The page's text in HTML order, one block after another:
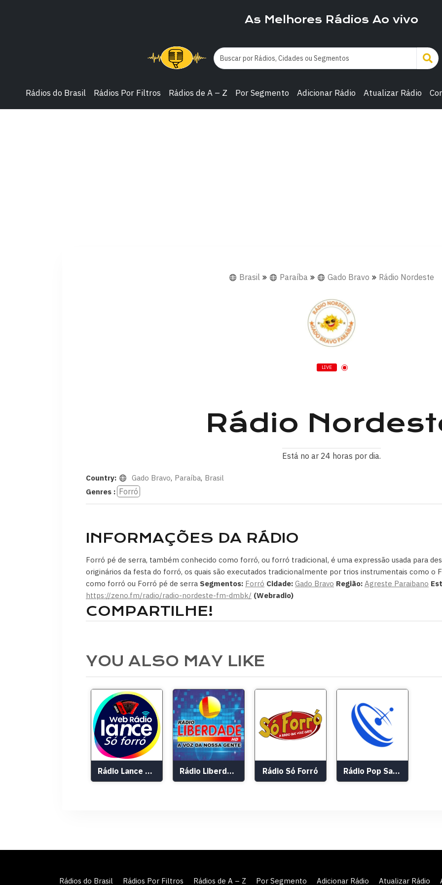
As Melhores Rádios Ao vivo
Rádios do Brasil Rádios Por Filtros Rádios de A – Z Por Segmento Adicionar Rádio Atualizar Rádio
Brasil Paraíba Gado Bravo Rádio Nordeste
LIVE
Rádio
Está no ar 24 horas por dia.
Country: Gado Bravo, Paraíba, Brasil
Genres : Forró
INFORMAÇÕES DA RÁDIO
Forró pé de serra, também conhecido como forró, ou forró tradicional, é uma expressão usada para
originários da festa do forró, os quais são executados tradicionalmente por trios instrumentais como o
como forró ou Forró pé de serra Segmentos: Forró Cidade: Gado Bravo Região: Agreste Paraibano
https://zeno.fm/radio/radio-nordeste-fm-dmbk/ (Webradio)
COMPARTILHE!
YOU ALSO MAY LIKE
Rádio Lance Só Forró Rádio Liberdade HD Rádio Só Forró Rádio Pop Sat FM 104,9
Rádios do Brasil Rádios Por Filtros Rádios de A – Z Por Segmento Adicionar Rádio Atualizar Rádio